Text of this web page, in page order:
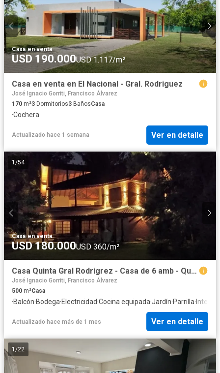
Casa·en venta
USD 190.000USD 1.117/m²
Casa en venta en El Nacional - Gral. Rodriguez
José Ignacio Gorriti, Francisco Álvarez
170 m²3 Dormitorios3 BañosCasa
·Cochera
Actualizado hace 1 semana Ver en detalle
1 /54
Casa·en venta
USD 180.000USD 360/m²
Casa Quinta Gral Rodrigrez - Casa de 6 amb - Quincho con dorm y 2 baños- Pileta
José Ignacio Gorriti, Francisco Álvarez
500 m²Casa
·Balcón·Bodega·Electricidad·Cocina equipada·Jardín·Parrilla· Internet
Actualizado hace más de 1 mes Ver en detalle
1 /22